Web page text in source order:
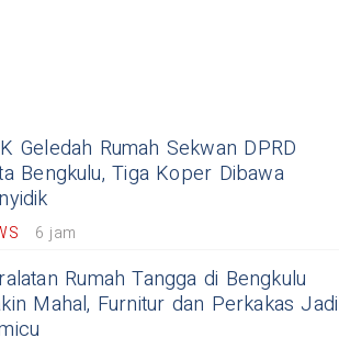
Geledah Rumah Sekwan DPRD
Bengkulu, Tiga Koper Dibawa
6 jam
Rumah Tangga di Bengkulu
Mahal, Furnitur dan Perkakas Jadi